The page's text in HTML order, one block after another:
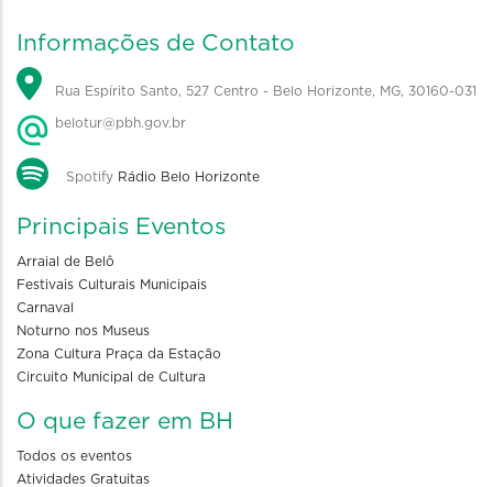
Informações de Contato
Rua Espírito Santo, 527 Centro - Belo Horizonte, MG, 30160-031
belotur@pbh.gov.br
Spotify Rádio Belo Horizonte
Principais Eventos
Arraial de Belô
Festivais Culturais Municipais
Carnaval
Noturno nos Museus
Zona Cultura Praça da Estação
Circuito Municipal de Cultura
O que fazer em BH
Todos os eventos
Atividades Gratuitas